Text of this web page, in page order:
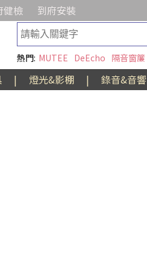
健檢 到府安裝
熱門: MUTEE DeEcho 隔音窗簾
| 燈光&影棚 | 錄音&音響